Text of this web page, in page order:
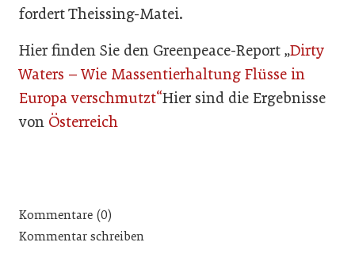
fordert Theissing-Matei.
Hier finden Sie den Greenpeace-Report „Dirty
Waters – Wie Massentierhaltung Flüsse in
Europa verschmutzt“Hier sind die Ergebnisse
von Österreich
Kommentare (0)
Kommentar schreiben